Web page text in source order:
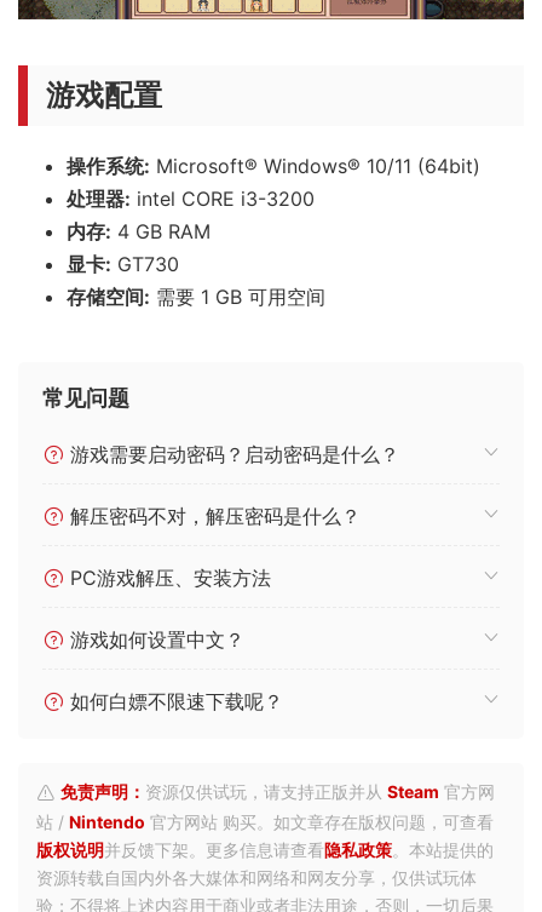
操作系统:Microsoft® Windows® 10/11 (64bit)
处理器: intel CORE i3-3200
内存: 4 GB RAM
显卡:GT730
常见问题
游戏需要启动密码？启动密码是什么？
解压密码不对，解压密码是什么？
PC游戏解压、安装方法
游戏如何设置中文？
免责声明： 资源仅供试玩，请支持正版并从Steam 官方网
站 /Nintendo官方网站 购买。如文章存在版权问题，可查看
版权说明并反馈下架。更多信息请查看隐私政策。本站提供的